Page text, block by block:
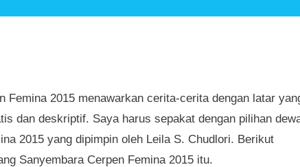
Femina 2015 menawarkan cerita-cerita dengan latar
dan deskriptif. Saya harus sepakat dengan pilihan
2015 yang dipimpin oleh Leila S. Chudlori. Berikut
Sanyembara Cerpen Femina 2015 itu.